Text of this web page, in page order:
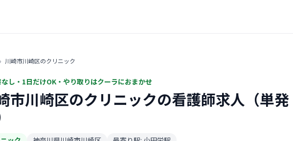
› 川崎市川崎区のクリニック
し・1日だけOK・やり取りはクーラにおまかせ
市川崎区のクリニックの看護師求人（単